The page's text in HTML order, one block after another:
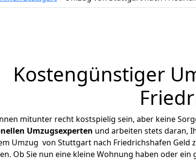
Kostengünstiger
mitunter recht kostspielig sein, aber keine
Umzugsexperten und arbeiten stets daran,
Umzug von Stuttgart nach Friedrichshafen Geld
Ob Sie nun eine kleine Wohnung haben oder